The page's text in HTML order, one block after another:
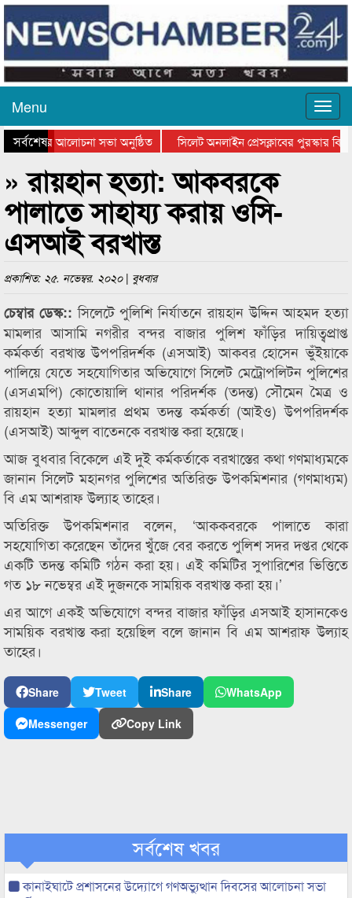
Menu
সর্বশেষ
দিবসের আলোচনা সভা অনুষ্ঠিত
সিলেট অনলাইন প্রেসক্লাবের পুরস্কার
» রায়হান হত্যা: আকবরকে
পালাতে সাহায্য করায় ওসি-
এসআই বরখাস্ত
প্রকাশিত: ২৫. নভেম্বর. ২০২০ | বুধবার
চেম্বার ডেস্ক::সিলেটে পুলিশি নির্যাতনে রায়হান উদ্দিন আহমদ হত্যা
মামলার আসামি নগরীর বন্দর বাজার পুলিশ ফাঁড়ির দায়িত্বপ্রাপ্ত
কর্মকর্তা বরখাস্ত উপপরিদর্শক (এসআই) আকবর হোসেন ভুঁইয়াকে
পালিয়ে যেতে সহযোগিতার অভিযোগে সিলেট মেট্রোপলিটন পুলিশের
(এসএমপি) কোতোয়ালি থানার পরিদর্শক (তদন্ত) সৌমেন মৈত্র ও
রায়হান হত্যা মামলার প্রথম তদন্ত কর্মকর্তা (আইও) উপপরিদর্শক
(এসআই) আব্দুল বাতেনকে বরখাস্ত করা হয়েছে।
আজ বুধবার বিকেলে এই দুই কর্মকর্তাকে বরখাস্তের কথা গণমাধ্যমকে
জানান সিলেট মহানগর পুলিশের অতিরিক্ত উপকমিশনার (গণমাধ্যম)
বি এম আশরাফ উল্যাহ তাহের।
অতিরিক্ত উপকমিশনার বলেন, ‘আককবরকে পালাতে কারা
সহযোগিতা করেছেন তাঁদের খুঁজে বের করতে পুলিশ সদর দপ্তর থেকে
একটি তদন্ত কমিটি গঠন করা হয়। এই কমিটির সুপারিশের ভিত্তিতে
গত ১৮ নভেম্বর এই দুজনকে সাময়িক বরখাস্ত করা হয়।’
এর আগে একই অভিযোগে বন্দর বাজার ফাঁড়ির এসআই হাসানকেও
সাময়িক বরখাস্ত করা হয়েছিল বলে জানান বি এম আশরাফ উল্যাহ
তাহের।
Share Tweet Share
WhatsApp
Messenger
Copy Link
সর্বশেষ খবর
কানাইঘাটে প্রশাসনের উদ্যোগে গণঅভ্যুত্থান দিবসের আলোচনা সভা